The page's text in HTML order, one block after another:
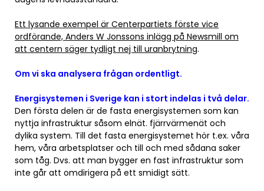
Ett lysande exempel är Centerpartiets förste vice
ordförande, Anders W Jonssons inlägg på Newsmill om
att centern säger tydligt nej till uranbrytning.
Om vi ska analysera frågan ordentligt.
Energisystemen i Sverige kan i stort indelas i två delar.
Den första delen är de fasta energisystemen som kan
nyttja infrastruktur såsom elnät. fjärrvärmenät och
dylika system. Till det fasta energisystemet hör t.ex. våra
hem, våra arbetsplatser och till och med sådana saker
som tåg. Dvs. att man bygger en fast infrastruktur som
inte går att omdirigera på ett smidigt sätt.